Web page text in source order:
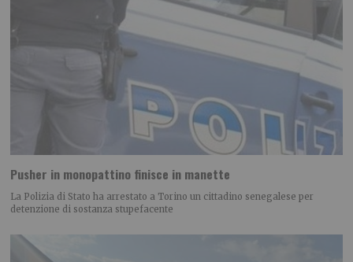
Pusher in monopattino finisce in manette
La Polizia di Stato ha arrestato a Torino un cittadino senegalese per
detenzione di sostanza stupefacente